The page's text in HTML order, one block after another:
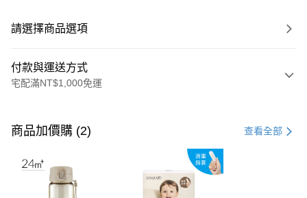
請選擇商品選項
付款與運送方式
宅配滿NT$1,000免運
信用卡一次付款
Apple Pay
商品加價購 (2) 查看全部